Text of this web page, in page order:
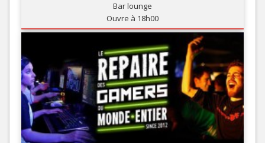
Bar lounge
Ouvre à 18h00